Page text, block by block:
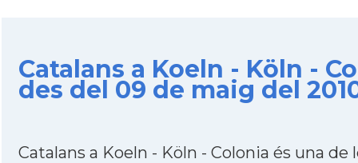
Catalans a Koeln - Köln -
des del 09 de maig del
Catalans a Koeln - Köln - Colonia és una de